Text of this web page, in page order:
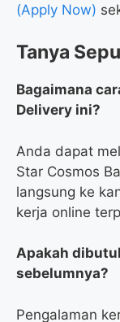
(Apply Now)
Tanya
Bagaimana
Delivery ini?
Anda dapat
Star Cosmos
langsung ke
kerja online
Apakah
sebelumnya?
Pengalaman